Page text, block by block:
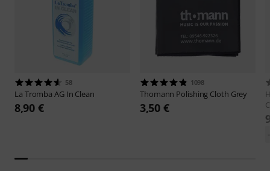
58
La Tromba AG In Clean
8,90 €
1098
Thomann Polishing Cloth Grey
3,50 €